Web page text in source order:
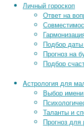
Личный гороскоп
Ответ на
Подбор
Прогноз на
Подбор
Aстрология для
Выбор
Таланты и
Прогноз для